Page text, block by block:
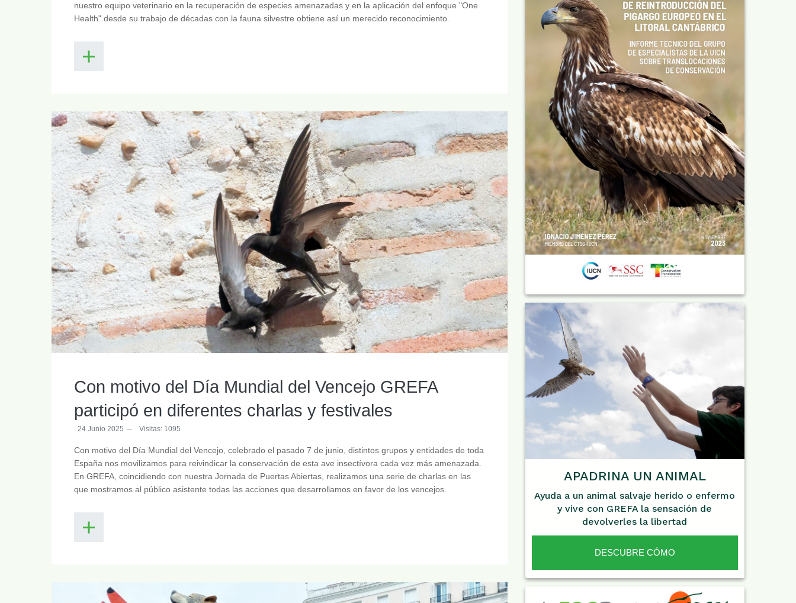
nuestro equipo veterinario en la recuperación de especies amenazadas y en la aplicación del enfoque "One
Health" desde su trabajo de décadas con la fauna silvestre obtiene así un merecido reconocimiento.
Con motivo del Día Mundial del Vencejo GREFA
participó en diferentes charlas y festivales
24 Junio 2025 Visitas: 1095
Con motivo del Día Mundial del Vencejo, celebrado el pasado 7 de junio, distintos grupos y entidades de toda
España nos movilizamos para reivindicar la conservación de esta ave insectívora cada vez más amenazada.
En GREFA, coincidiendo con nuestra Jornada de Puertas Abiertas, realizamos una serie de charlas en las
que mostramos al público asistente todas las acciones que desarrollamos en favor de los vencejos.
APADRINA UN ANIMAL
Ayuda a un animal salvaje herido o enfermo
y vive con GREFA la sensación de
devolverles la libertad
DESCUBRE CÓMO